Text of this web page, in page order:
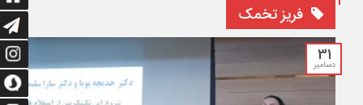
فریز تخمک
31
دسامبر